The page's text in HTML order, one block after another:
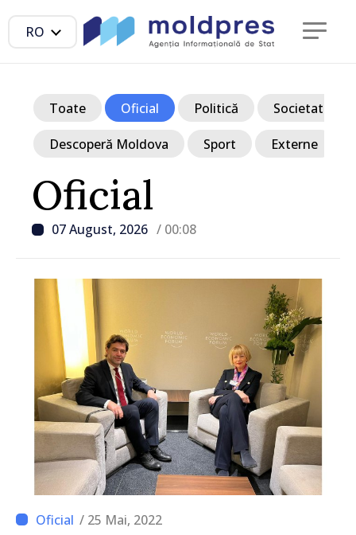
RO
Oficial
07 August, 2026 / 00:08
Toate Oficial Politică Societate
Descoperă Moldova Sport Externe
/ 25 Mai, 2022